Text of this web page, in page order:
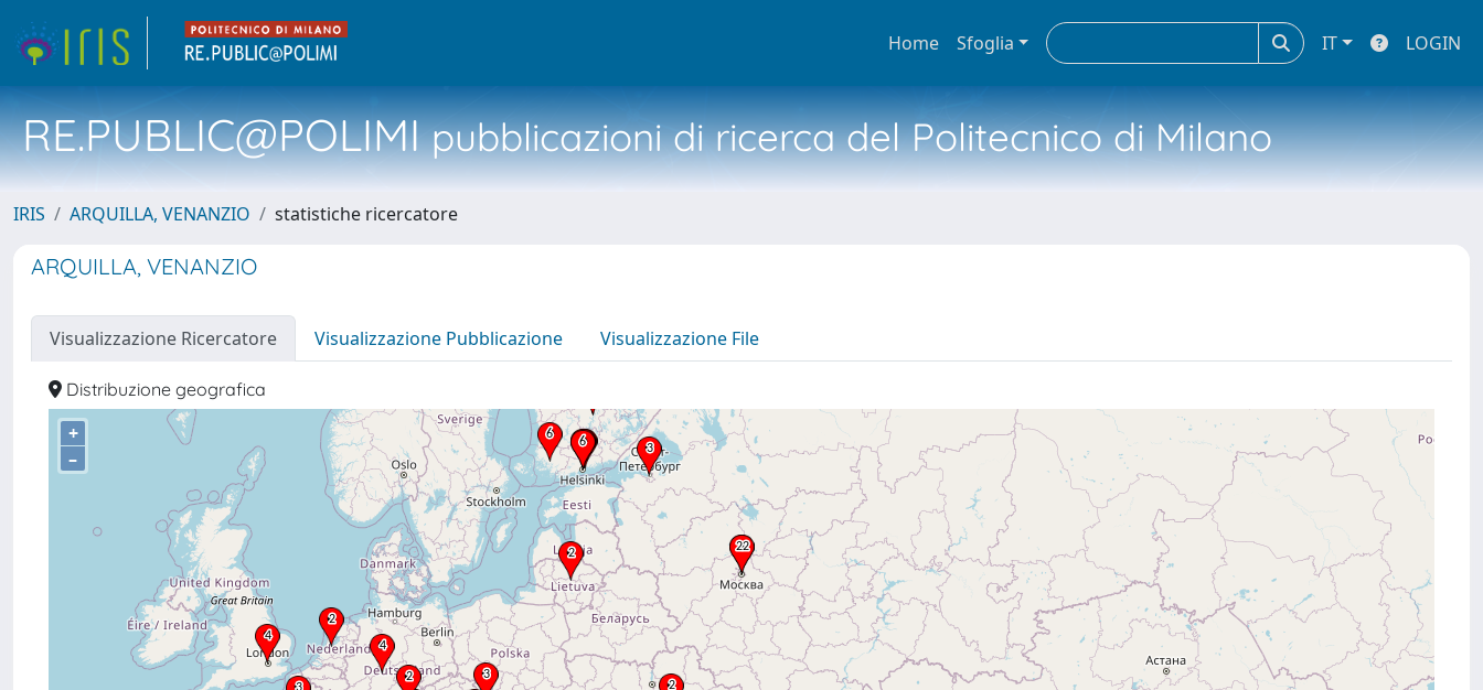
Home Sfoglia IT LOGIN
RE.PUBLIC@POLIMIpubblicazioni di ricerca del Politecnico di Milano
IRIS ARQUILLA, VENANZIO statistiche ricercatore
ARQUILLA, VENANZIO
Visualizzazione Ricercatore Visualizzazione Pubblicazione Visualizzazione File
Distribuzione geografica
+
–